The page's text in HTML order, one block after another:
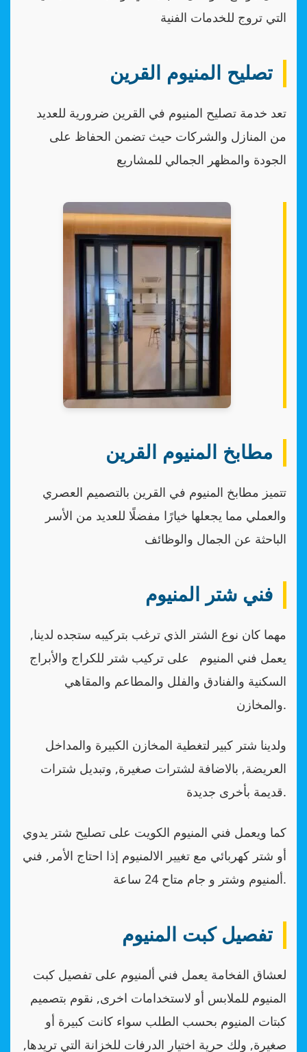
التي تروج للخدمات الفنية
تصليح المنيوم القرين
تعد خدمة تصليح المنيوم في القرين ضرورية للعديد
من المنازل والشركات حيث تضمن الحفاظ على
الجودة والمظهر الجمالي للمشاريع
مطابخ المنيوم القرين
تتميز مطابخ المنيوم في القرين بالتصميم العصري
والعملي مما يجعلها خيارًا مفضلًا للعديد من الأسر
الباحثة عن الجمال والوظائف
فني شتر المنيوم
مهما كان نوع الشتر الذي ترغب بتركيبه ستجده لدينا,
يعمل فني المنيوم على تركيب شتر للكراج والأبراج
السكنية والفنادق والفلل والمطاعم والمقاهي
والمخازن.
ولدينا شتر كبير لتغطية المخازن الكبيرة والمداخل
العريضة, بالاضافة لشترات صغيرة, وتبديل شترات
قديمة بأخرى جديدة.
كما ويعمل فني المنيوم الكويت على تصليح شتر يدوي
أو شتر كهربائي مع تغيير الالمنيوم إذا احتاج الأمر, فني
ألمنيوم وشتر و جام متاح 24 ساعة.
تفصيل كبت المنيوم
لعشاق الفخامة يعمل فني ألمنيوم على تفصيل كبت
المنيوم للملابس أو لاستخدامات اخرى, نقوم بتصميم
كبتات المنيوم بحسب الطلب سواء كانت كبيرة أو
صغيرة, ولك حرية اختيار الدرفات للخزانة التي تريدها,